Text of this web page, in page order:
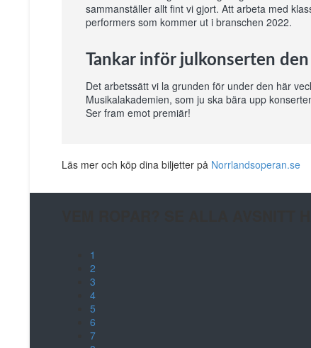
sammanställer allt fint vi gjort. Att arbeta med
performers som kommer ut i branschen 2022.
Tankar inför julkonserten
Det arbetssätt vi la grunden för under den här
Musikalakademien, som ju ska bära upp
Ser fram emot premiär!
Läs mer och köp dina biljetter på Norrlandsoperan.se
1
2
3
4
5
6
7